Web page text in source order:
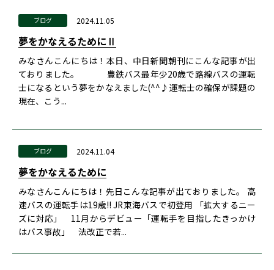
ブログ 2024.11.05
夢をかなえるためにⅡ
みなさんこんにちは！本日、中日新聞朝刊にこんな記事が出
ておりました。 豊鉄バス最年少20歳で路線バスの運転
士になるという夢をかなえました(^^♪運転士の確保が課題の
現在、こう...
ブログ 2024.11.04
夢をかなえるために
みなさんこんにちは！先日こんな記事が出ておりました。 高
速バスの運転手は19歳!! JR東海バスで初登用 「拡大するニー
ズに対応」 11月からデビュー「運転手を目指したきっかけ
はバス事故」 法改正で若...